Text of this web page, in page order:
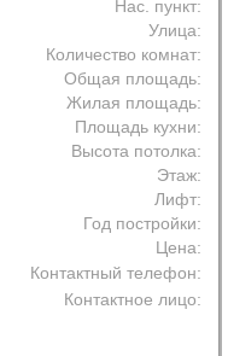
Нас. пункт:
Улица:
Количество комнат:
Общая площадь:
Жилая площадь:
Площадь кухни:
Высота потолка:
Этаж:
Лифт:
Год постройки:
Цена:
Контактный телефон:
Контактное лицо: